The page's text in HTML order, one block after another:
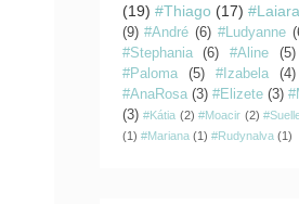
(19) #Thiago (17) #Laiara
(9) #André (6) #Ludyanne
#Stephania
(6) #Aline (5)
#Paloma
(5) #Izabela (4)
#AnaRosa (3) #Elizete (3)
(3) #Kátia (2) #Moacir (2)
(1) #Mariana (1) #Rudynalva (1)